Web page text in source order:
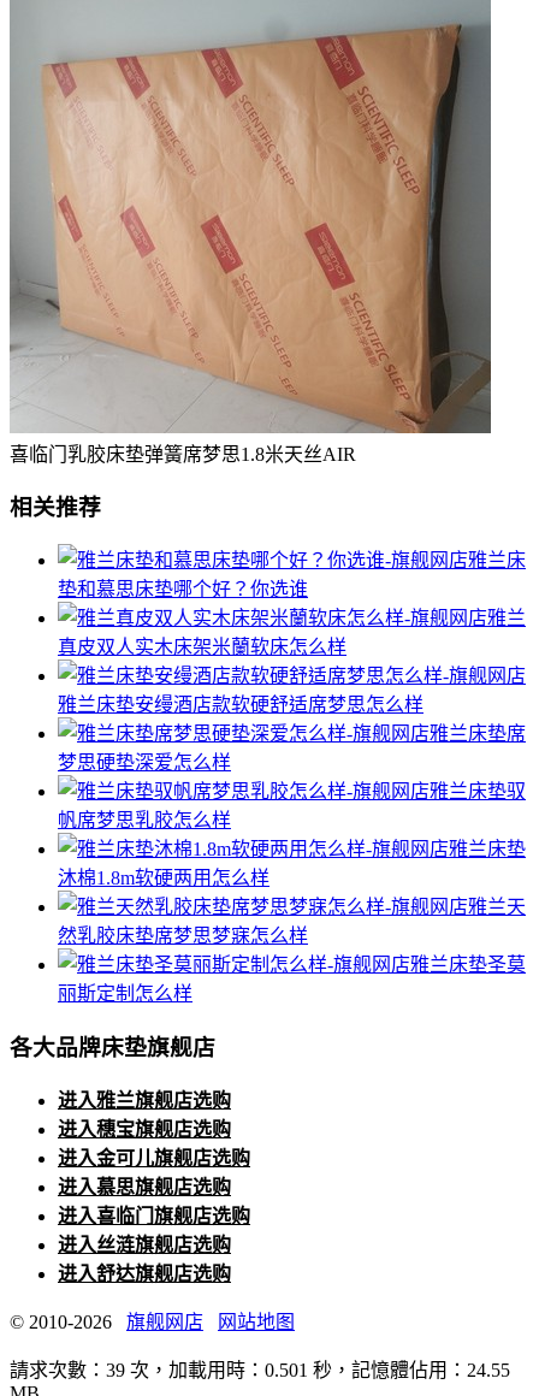
喜临门乳胶床垫弹簧席梦思1.8米天丝AIR
相关推荐
雅兰床
垫和慕思床垫哪个好？你选谁
雅兰
真皮双人实木床架米蘭软床怎么样
雅兰床垫安缦酒店款软硬舒适席梦思怎么样
雅兰床垫席
梦思硬垫深爱怎么样
雅兰床垫驭
帆席梦思乳胶怎么样
雅兰床垫
沐棉1.8m软硬两用怎么样
雅兰天
然乳胶床垫席梦思梦寐怎么样
雅兰床垫圣莫
丽斯定制怎么样
各大品牌床垫旗舰店
进入雅兰旗舰店选购
进入穗宝旗舰店选购
进入金可儿旗舰店选购
进入慕思旗舰店选购
进入喜临门旗舰店选购
进入丝涟旗舰店选购
进入舒达旗舰店选购
© 2010-2026 旗舰网店 网站地图
請求次數：39 次，加載用時：0.501 秒，記憶體佔用：24.55